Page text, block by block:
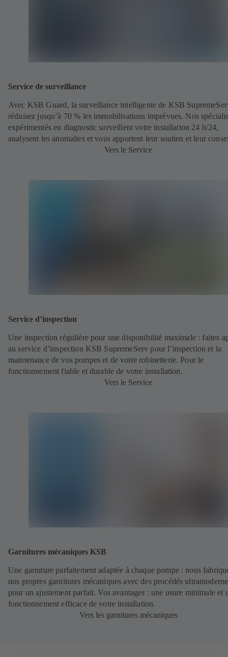
Service de surveillance
Avec KSB Guard, la surveillance intelligente de KSB
réduisez jusqu’à 70 % les immobilisations imprévues. Nos
expérimentés en diagnostic surveillent votre installation 24 h/24,
analysent les anomalies et vous apportent leur soutien et leur
Vers le Service
Service d’inspection
Une inspection régulière pour une disponibilité maximale : faites
au service d’inspection KSB SupremeServ pour l’inspection et la
maintenance de vos pompes et de votre robinetterie. Pour le
fonctionnement fiable et durable de votre installation.
Vers le Service
Garnitures mécaniques KSB
Une garniture parfaitement adaptée à chaque pompe : nous
nos propres garnitures mécaniques avec des procédés
pour un ajustement parfait. Vos avantages : une usure minimale et
fonctionnement efficace de votre installation.
Vers les garnitures mécaniques